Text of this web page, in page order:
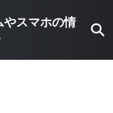
スマホの情